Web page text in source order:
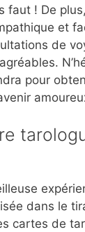
faut ! De
et
de
pour
dans le
cartes de